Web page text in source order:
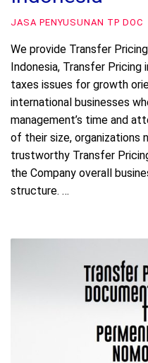
JASA PENYUSUNAN TP DOC
We provide Transfer
Indonesia, Transfer
taxes issues for growth
international businesses
management’s time and
of their size, organizations
trustworthy Transfer
the Company overall
structure. …